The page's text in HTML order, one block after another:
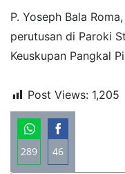
P. Yoseph Bala
perutusan di Paroki
Keuskupan Pangkal
Post Views: 1,205
289 46